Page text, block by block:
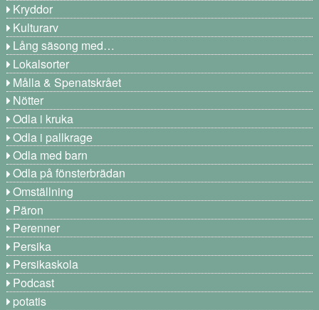
Kryddor
Kulturarv
Lång säsong med…
Lokalsorter
Målla & Spenatskrået
Nötter
Odla i kruka
Odla i pallkrage
Odla med barn
Odla på fönsterbrädan
Omställning
Päron
Perenner
Persika
Persikaskola
Podcast
potatis